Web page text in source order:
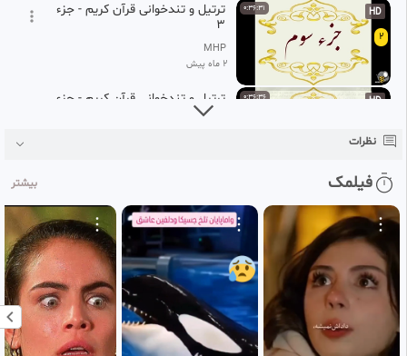
2
0:36:31 HD
ترتیل و تندخوانی قرآن کریم - جزء
3
MHP
2 ماه پیش
0:36:36 HD
ترتیل و تندخوانی قرآن کریم - جزء
4
HD
ادیان و نقش بیداری اسلامی -
جلسه 2 - مشهد - 16 مهر 1390
MHP
0:52:20 HD
سخنرانی استاد رائفی پور - تحریف
ادیان و نقش بیداری اسلامی -
جلسه 3 - مشهد - 17 مهر 1390
MHP
2 ماه پیش
نظرات
فیلمک بیشتر